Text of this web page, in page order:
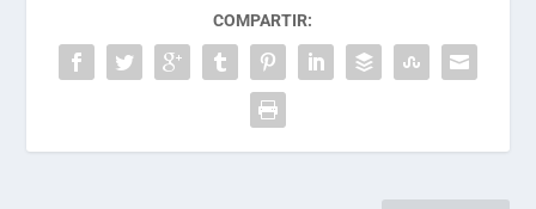
COMPARTIR: